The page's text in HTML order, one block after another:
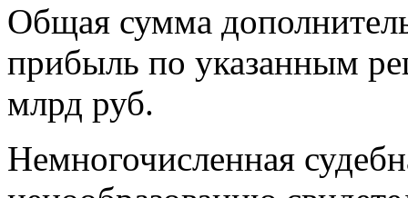
Общая сумма
прибыль по указанным
млрд руб.
Немногочисленная